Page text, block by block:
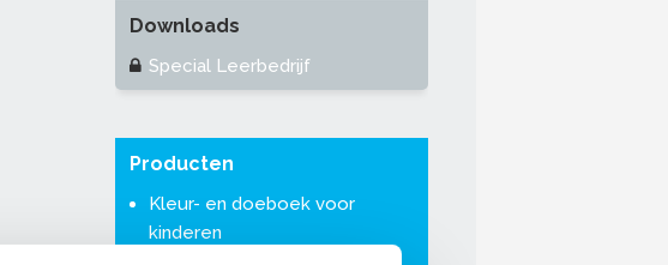
Downloads
Special Leerbedrijf
Producten
Kleur- en doeboek voor
kinderen